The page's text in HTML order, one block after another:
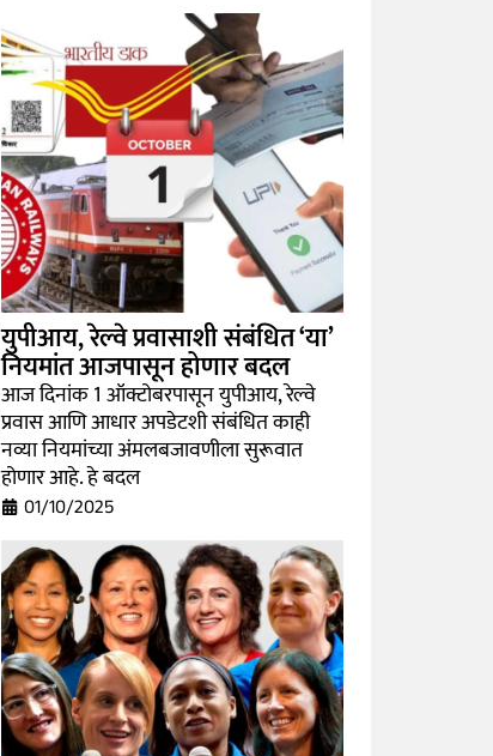
युपीआय, रेल्वे प्रवासाशी संबंधित ‘या’
नियमांत आजपासून होणार बदल
आज दिनांक 1 ऑक्टोबरपासून युपीआय, रेल्वे
प्रवास आणि आधार अपडेटशी संबंधित काही
नव्या नियमांच्या अंमलबजावणीला सुरूवात
होणार आहे. हे बदल
01/10/2025